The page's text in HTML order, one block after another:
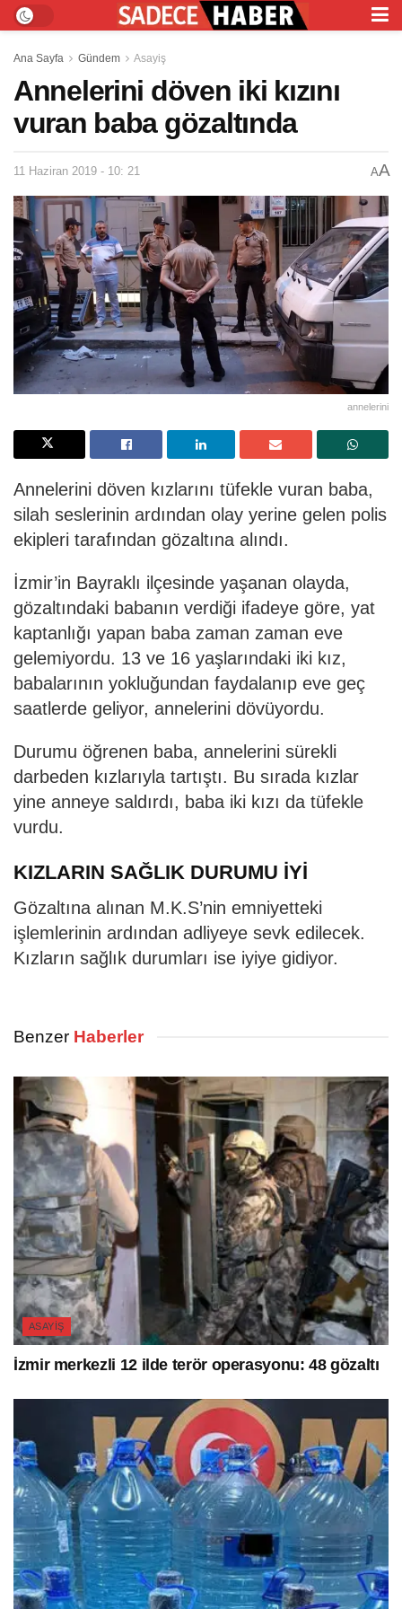
Ana Sayfa Gündem Asayiş
Annelerini döven iki kızını
vuran baba gözaltında
11 Haziran 2019 - 10: 21 AA
annelerini
Annelerini döven kızlarını tüfekle vuran baba,
silah seslerinin ardından olay yerine gelen polis
ekipleri tarafından gözaltına alındı.
İzmir’in Bayraklı ilçesinde yaşanan olayda,
gözaltındaki babanın verdiği ifadeye göre, yat
kaptanlığı yapan baba zaman zaman eve
gelemiyordu. 13 ve 16 yaşlarındaki iki kız,
babalarının yokluğundan faydalanıp eve geç
saatlerde geliyor, annelerini dövüyordu.
Durumu öğrenen baba, annelerini sürekli
darbeden kızlarıyla tartıştı. Bu sırada kızlar
yine anneye saldırdı, baba iki kızı da tüfekle
vurdu.
KIZLARIN SAĞLIK DURUMU İYİ
Gözaltına alınan M.K.S’nin emniyetteki
işlemlerinin ardından adliyeye sevk edilecek.
Kızların sağlık durumları ise iyiye gidiyor.
Benzer Haberler
ASAYIŞ
İzmir merkezli 12 ilde terör operasyonu: 48 gözaltı